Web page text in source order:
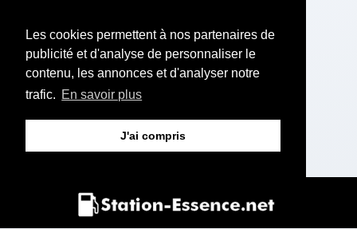
Les cookies permettent à nos partenaires de
publicité et d'analyse de personnaliser le
contenu, les annonces et d'analyser notre
trafic. En savoir plus
J'ai compris